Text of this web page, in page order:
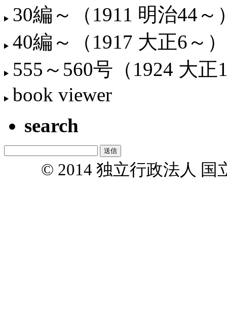
30編～（1911 明治44～
40編～（1917 大正6～）
555～560号（1924 大正
book viewer
search
© 2014 独立行政法人 国